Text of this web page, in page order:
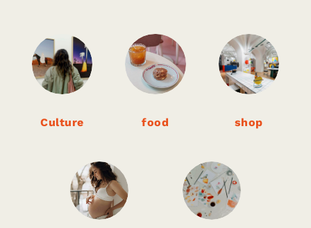
Oh my cooks
| FOOD
Culture food shop